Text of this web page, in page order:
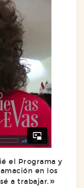
el Programa y
en los
a trabajar.